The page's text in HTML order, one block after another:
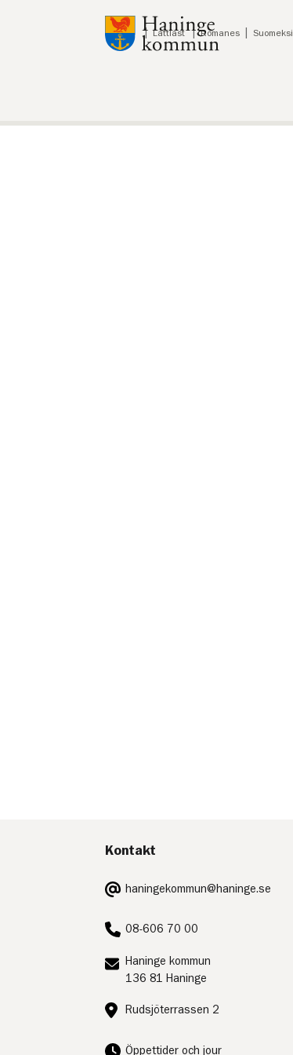
Till innehåll på sidan
Lyssna Lättläst Romanes Suomeksi
Kontakt
E-
post:
haningekommun@haninge.se
Telefon:
08-606 70 00
Postadress:
Haninge kommun
136 81 Haninge
Besöksadress:
Rudsjöterrassen 2
Öppettider och jour